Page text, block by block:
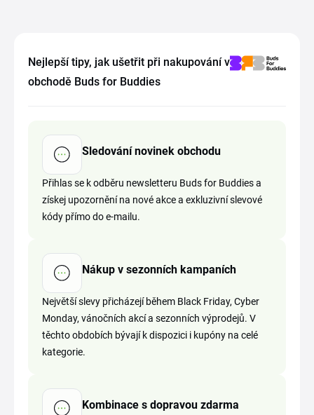
Nejlepší tipy, jak ušetřit při nakupování v
obchodě Buds for Buddies
Sledování novinek obchodu
Přihlas se k odběru newsletteru Buds for Buddies a
získej upozornění na nové akce a exkluzivní slevové
kódy přímo do e-mailu.
Nákup v sezonních kampaních
Největší slevy přicházejí během Black Friday, Cyber
Monday, vánočních akcí a sezonních výprodejů. V
těchto obdobích bývají k dispozici i kupóny na celé
kategorie.
Kombinace s dopravou zdarma